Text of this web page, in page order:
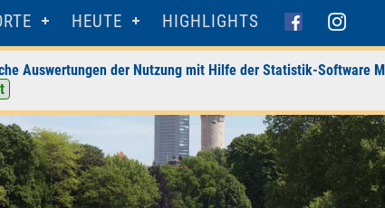
HEUTE HIGHLIGHTS
Auswertungen der Nutzung mit Hilfe der Statistik-Software